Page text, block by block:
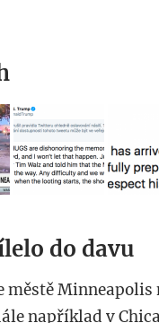
do davu
městě
například v